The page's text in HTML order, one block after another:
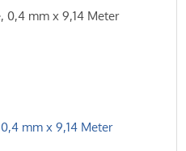
mm x 9,14 Meter